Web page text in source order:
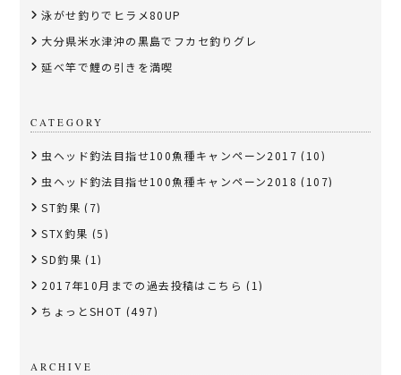
泳がせ釣りでヒラメ80UP
大分県米水津沖の黒島でフカセ釣りグレ
延べ竿で鯉の引きを満喫
CATEGORY
虫ヘッド釣法目指せ100魚種キャンペーン2017 (10)
虫ヘッド釣法目指せ100魚種キャンペーン2018 (107)
ST釣果 (7)
STX釣果 (5)
SD釣果 (1)
2017年10月までの過去投稿はこちら (1)
ちょっとSHOT (497)
ARCHIVE